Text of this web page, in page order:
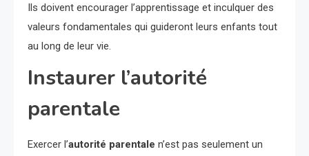
Ils doivent encourager l’apprentissage et inculquer des
valeurs fondamentales qui guideront leurs enfants tout
au long de leur vie.
Instaurer l’autorité
parentale
Exercer l’autorité parentale n’est pas seulement un